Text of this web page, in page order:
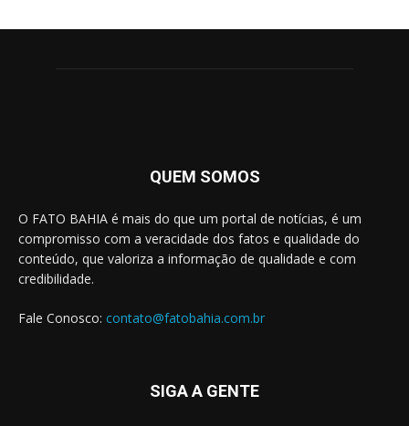
QUEM SOMOS
O FATO BAHIA é mais do que um portal de notícias, é um
compromisso com a veracidade dos fatos e qualidade do
conteúdo, que valoriza a informação de qualidade e com
credibilidade.
Fale Conosco: contato@fatobahia.com.br
SIGA A GENTE